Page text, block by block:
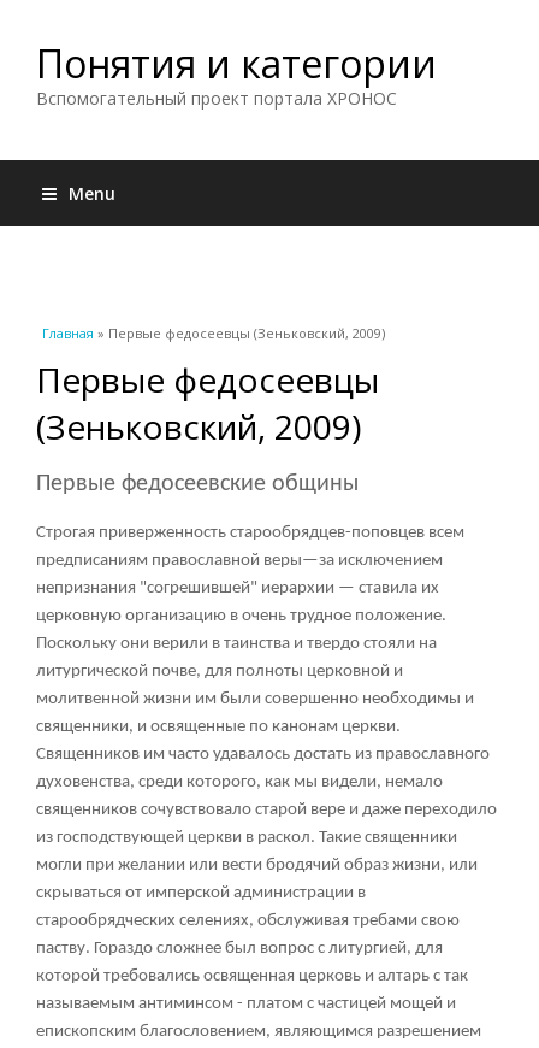
Понятия и категории
Вспомогательный проект портала ХРОНОС
Menu
Вы здесь
Главная » Первые федосеевцы (Зеньковский, 2009)
Первые федосеевцы
(Зеньковский, 2009)
Первые федосеевские общины
Строгая приверженность старообрядцев-поповцев всем
предписаниям православной веры—за исключением
непризнания "согрешившей" иерархии — ставила их
церковную организацию в очень трудное положение.
Поскольку они верили в таинства и твердо стояли на
литургической почве, для полноты церковной и
молитвенной жизни им были совершенно необходимы и
священники, и освященные по канонам церкви.
Священников им часто удавалось достать из православного
духовенства, среди которого, как мы видели, немало
священников сочувствовало старой вере и даже переходило
из господствующей церкви в раскол. Такие священники
могли при желании или вести бродячий образ жизни, или
скрываться от имперской администрации в
старообрядческих селениях, обслуживая требами свою
паству. Гораздо сложнее был вопрос с литургией, для
которой требовались освященная церковь и алтарь с так
называемым антиминсом - платом с частицей мощей и
епископским благословением, являющимся разрешением